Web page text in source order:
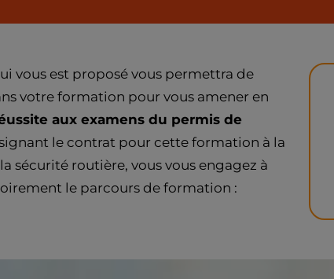
vous est proposé vous permettra de
votre formation pour vous amener en
aux examens du permis de
signant le contrat pour cette formation à la
sécurité routière, vous vous engagez à
le parcours de formation :